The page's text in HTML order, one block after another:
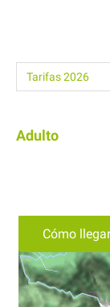
Adulto
Cómo llegar